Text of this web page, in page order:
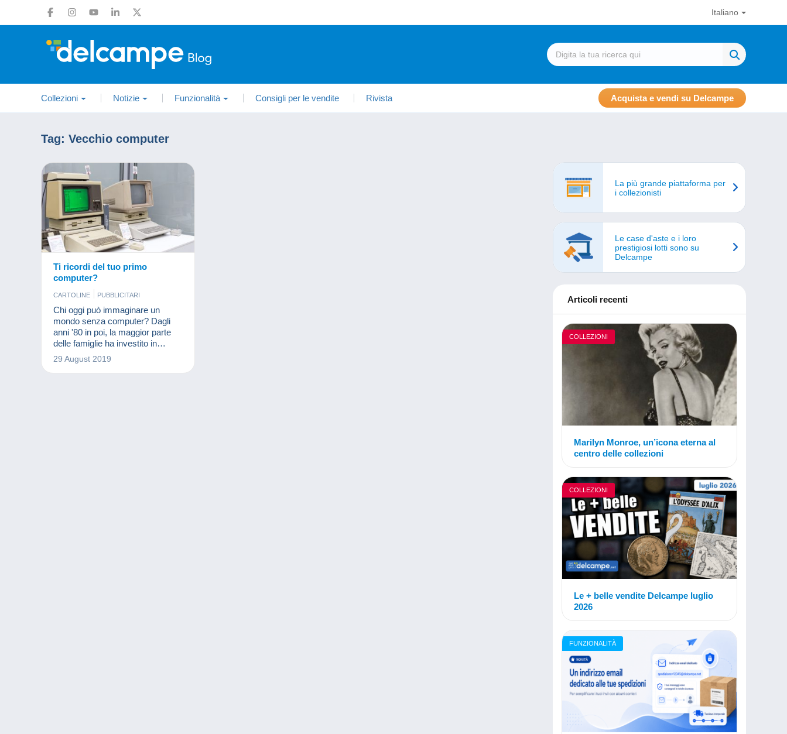
Italiano
Collezioni Notizie Funzionalità Consigli per le vendite Rivista Acquista e vendi su Delcampe
Tag: Vecchio computer
Ti ricordi del tuo primo
computer?
CARTOLINE PUBBLICITARI
Chi oggi può immaginare un
mondo senza computer? Dagli
anni '80 in poi, la maggior parte
delle famiglie ha investito in
questa macchina che ha
cambiato notevolmente la nostra
29 August 2019
La più grande piattaforma per
i collezionisti
Le case d'aste e i loro
prestigiosi lotti sono su
Delcampe
Articoli recenti
COLLEZIONI
Marilyn Monroe, un’icona eterna al
centro delle collezioni
COLLEZIONI
Le + belle vendite Delcampe luglio
2026
FUNZIONALITÀ